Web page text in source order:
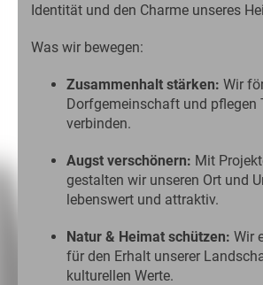
Identität und den Charme unseres
Was wir bewegen:
Zusammenhalt stärken: Wir
Dorfgemeinschaft und pflegen
verbinden.
Augst verschönern: Mit
gestalten wir unseren Ort und
lebenswert und attraktiv.
Natur & Heimat schützen: Wir
für den Erhalt unserer
kulturellen Werte.